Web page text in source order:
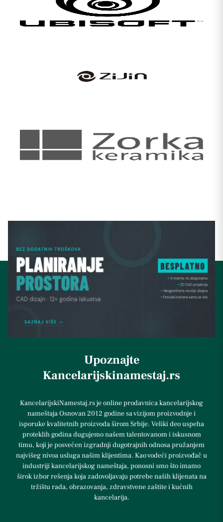
Upoznajte
Kancelarijskinamestaj.rs
KancelarijskiNamestaj.rs je online prodavnica kancelarijskog
nameštaja Osnovan 2012 godine sa vizijom proizvodnje i
isporuke kvalitetnih proizvoda širom Srbije. Veliki deo uspeha
proteklih godina dugujemo našem talentovanom i iskusnom
timu, koji je posvećen izgradnji dugotrajnih odnosa pružanjem
najvišeg nivoa usluga našim klijentima. Kao vodeći proizvođač u
industriji kancelarijskog nameštaja, ponosni smo što imamo
širok izbor rešenja koja zadovoljavaju potrebe naših klijenata na
tržištu rada, obrazovanja, zdravstvene zaštite i kućnih
kancelarija.